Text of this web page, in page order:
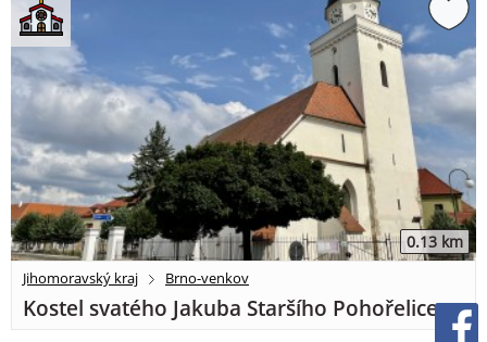
0.13 km
Jihomoravský kraj Brno-venkov
Kostel svatého Jakuba Staršího Pohořelice